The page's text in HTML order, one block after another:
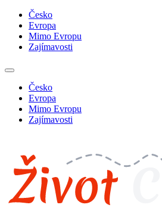
Česko
Evropa
Mimo Evropu
Zajímavosti
Česko
Evropa
Mimo Evropu
Zajímavosti